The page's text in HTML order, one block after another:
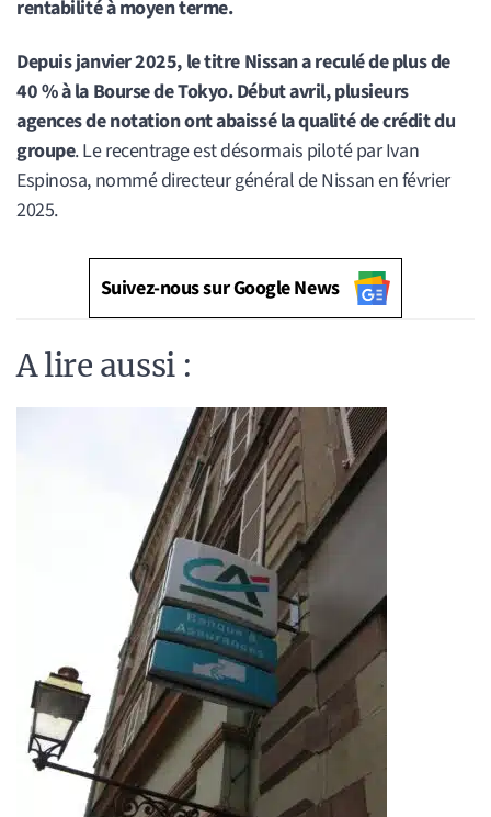
rentabilité à moyen terme.
Depuis janvier 2025, le titre Nissan a reculé de plus de
40 % à la Bourse de Tokyo. Début avril, plusieurs
agences de notation ont abaissé la qualité de crédit du
groupe. Le recentrage est désormais piloté par Ivan
Espinosa, nommé directeur général de Nissan en février
2025.
Suivez-nous sur Google News
A lire aussi :